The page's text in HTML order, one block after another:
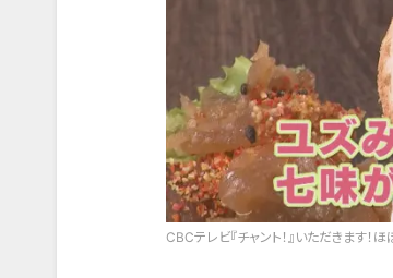
CBCテレビ『チャント！』いただきます！